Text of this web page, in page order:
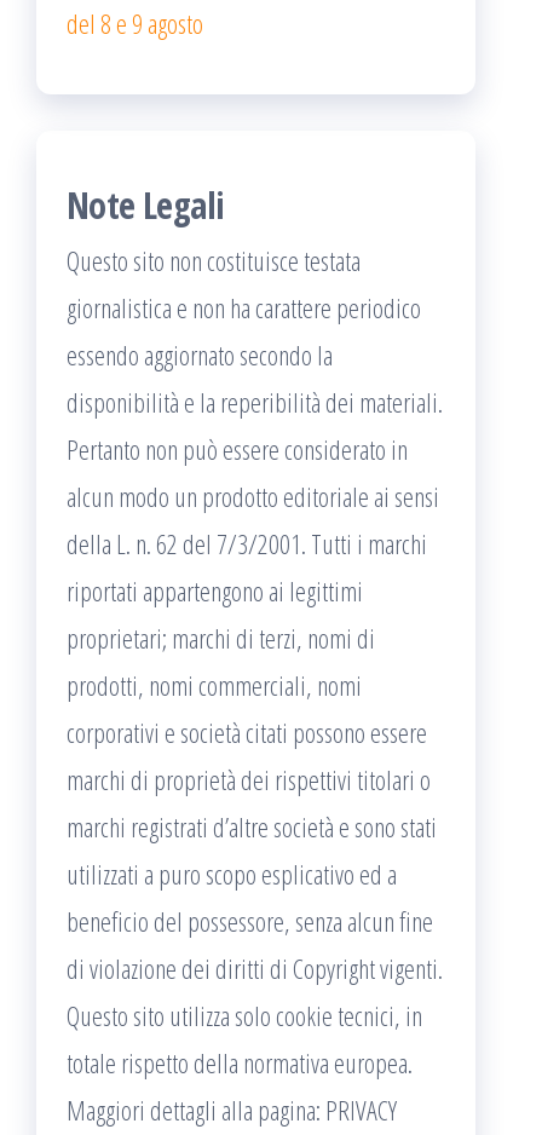
del 8 e 9 agosto
Note Legali
Questo sito non costituisce testata
giornalistica e non ha carattere periodico
essendo aggiornato secondo la
disponibilità e la reperibilità dei materiali.
Pertanto non può essere considerato in
alcun modo un prodotto editoriale ai sensi
della L. n. 62 del 7/3/2001. Tutti i marchi
riportati appartengono ai legittimi
proprietari; marchi di terzi, nomi di
prodotti, nomi commerciali, nomi
corporativi e società citati possono essere
marchi di proprietà dei rispettivi titolari o
marchi registrati d’altre società e sono stati
utilizzati a puro scopo esplicativo ed a
beneficio del possessore, senza alcun fine
di violazione dei diritti di Copyright vigenti.
Questo sito utilizza solo cookie tecnici, in
totale rispetto della normativa europea.
Maggiori dettagli alla pagina: PRIVACY